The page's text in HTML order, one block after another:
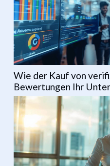
Wie der Kauf von
Bewertungen Ihr